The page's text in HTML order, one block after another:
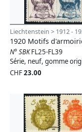
Liechtenstein > 1912 -
1920 Motifs
N° SBKFL25-FL39
Série, neuf, gomme
CHF23.00